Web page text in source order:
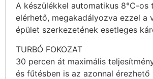
A készülékkel automatikus 8°C-os
elérhető, megakadályozva ezzel a
épület szerkezetének esetleges
TURBÓ FOKOZAT
30 percen át maximális
és fűtésben is az azonnal